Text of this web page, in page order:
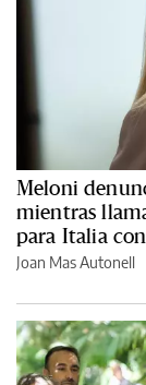
Meloni
mientras
para Italia
Joan Mas Autonell